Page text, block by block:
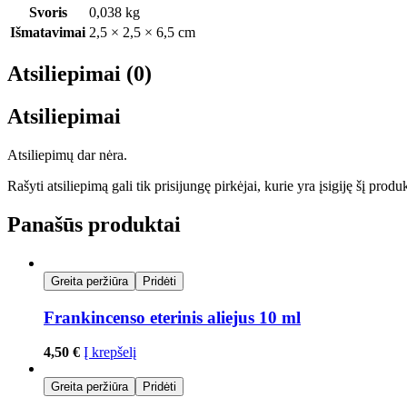
Svoris
0,038 kg
Išmatavimai 2,5 × 2,5 × 6,5 cm
Atsiliepimai (0)
Atsiliepimai
Atsiliepimų dar nėra.
Rašyti atsiliepimą gali tik prisijungę pirkėjai, kurie yra įsigiję šį
Panašūs produktai
Greita peržiūra Pridėti
Frankincenso eterinis aliejus 10 ml
4,50 € Į krepšelį
Greita peržiūra Pridėti